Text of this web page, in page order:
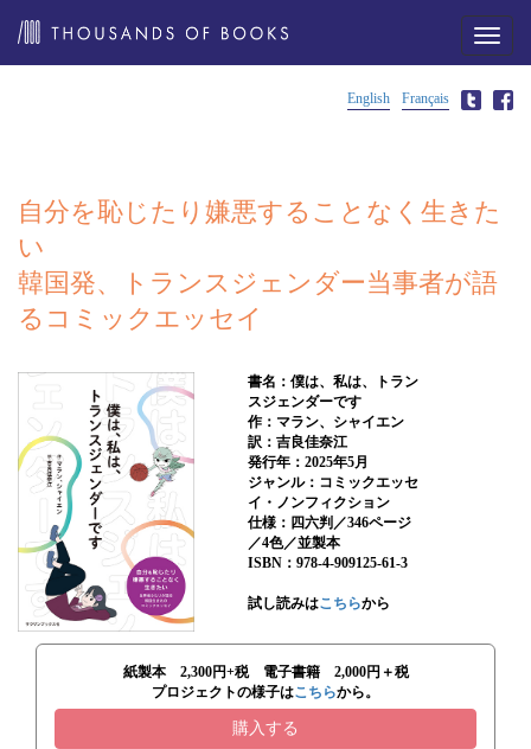
メ
ュ
English Français
自分を恥じたり嫌悪することなく生きた
い
韓国発、トランスジェンダー当事者が語
るコミックエッセイ
書名：僕は、私は、トラン
スジェンダーです
作：マラン、シャイエン
訳：吉良佳奈江
発行年：2025年5月
ジャンル：コミックエッセ
イ・ノンフィクション
仕様：四六判／346ページ
／4色／並製本
ISBN：978-4-909125-61-3
試し読みはこちらから
紙製本 2,300円+税 電子書籍 2,000円＋税
プロジェクトの様子はこちらから。
購入する